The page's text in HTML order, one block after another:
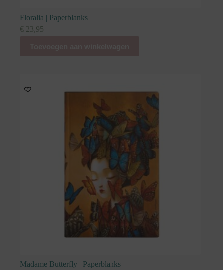
Floralia | Paperblanks
€ 23,95
Madame Butterfly | Paperblanks